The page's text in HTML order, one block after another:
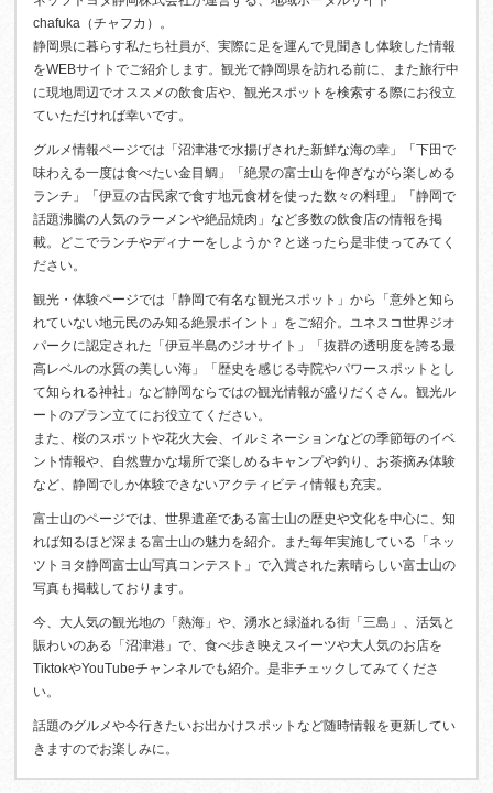
chafuka（チャフカ）。
静岡県に暮らす私たち社員が、実際に足を運んで見聞きし体験した情報
をWEBサイトでご紹介します。観光で静岡県を訪れる前に、また旅行中
に現地周辺でオススメの飲食店や、観光スポットを検索する際にお役立
ていただければ幸いです。
グルメ情報ページでは「沼津港で水揚げされた新鮮な海の幸」「下田で
味わえる一度は食べたい金目鯛」「絶景の富士山を仰ぎながら楽しめる
ランチ」「伊豆の古民家で食す地元食材を使った数々の料理」「静岡で
話題沸騰の人気のラーメンや絶品焼肉」など多数の飲食店の情報を掲
載。どこでランチやディナーをしようか？と迷ったら是非使ってみてく
ださい。
観光・体験ページでは「静岡で有名な観光スポット」から「意外と知ら
れていない地元民のみ知る絶景ポイント」をご紹介。ユネスコ世界ジオ
パークに認定された「伊豆半島のジオサイト」「抜群の透明度を誇る最
高レベルの水質の美しい海」「歴史を感じる寺院やパワースポットとし
て知られる神社」など静岡ならではの観光情報が盛りだくさん。観光ル
ートのプラン立てにお役立てください。
また、桜のスポットや花火大会、イルミネーションなどの季節毎のイベ
ント情報や、自然豊かな場所で楽しめるキャンプや釣り、お茶摘み体験
など、静岡でしか体験できないアクティビティ情報も充実。
富士山のページでは、世界遺産である富士山の歴史や文化を中心に、知
れば知るほど深まる富士山の魅力を紹介。また毎年実施している「ネッ
ツトヨタ静岡富士山写真コンテスト」で入賞された素晴らしい富士山の
写真も掲載しております。
今、大人気の観光地の「熱海」や、湧水と緑溢れる街「三島」、活気と
賑わいのある「沼津港」で、食べ歩き映えスイーツや大人気のお店を
TiktokやYouTubeチャンネルでも紹介。是非チェックしてみてくださ
い。
話題のグルメや今行きたいお出かけスポットなど随時情報を更新してい
きますのでお楽しみに。